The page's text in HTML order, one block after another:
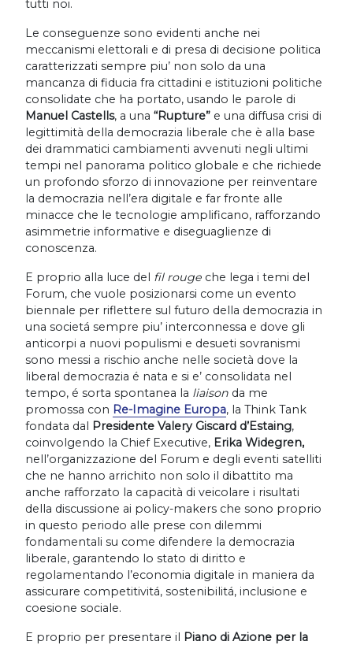
tutti noi.
Le conseguenze sono evidenti anche nei
meccanismi elettorali e di presa di decisione politica
caratterizzati sempre piu’ non solo da una
mancanza di fiducia fra cittadini e istituzioni politiche
consolidate che ha portato, usando le parole di
Manuel Castells, a una “Rupture” e una diffusa crisi di
legittimità della democrazia liberale che è alla base
dei drammatici cambiamenti avvenuti negli ultimi
tempi nel panorama politico globale e che richiede
un profondo sforzo di innovazione per reinventare
la democrazia nell’era digitale e far fronte alle
minacce che le tecnologie amplificano, rafforzando
asimmetrie informative e diseguaglienze di
conoscenza.
E proprio alla luce del fil rouge che lega i temi del
Forum, che vuole posizionarsi come un evento
biennale per riflettere sul futuro della democrazia in
una societá sempre piu’ interconnessa e dove gli
anticorpi a nuovi populismi e desueti sovranismi
sono messi a rischio anche nelle società dove la
liberal democrazia é nata e si e’ consolidata nel
tempo, é sorta spontanea la liaison da me
promossa con Re-Imagine Europa, la Think Tank
fondata dal Presidente Valery Giscard d’Estaing,
coinvolgendo la Chief Executive, Erika Widegren,
nell’organizzazione del Forum e degli eventi satelliti
che ne hanno arrichito non solo il dibattito ma
anche rafforzato la capacità di veicolare i risultati
della discussione ai policy-makers che sono proprio
in questo periodo alle prese con dilemmi
fondamentali su come difendere la democrazia
liberale, garantendo lo stato di diritto e
regolamentando l’economia digitale in maniera da
assicurare competitivitá, sostenibilitá, inclusione e
coesione sociale.
E proprio per presentare il Piano di Azione per la